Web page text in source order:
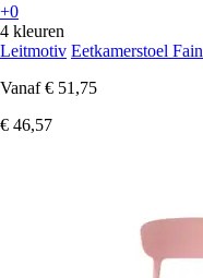
+0
4 kleuren
Leitmotiv Eetkamerstoel Fain
Vanaf € 51,75
€ 46,57